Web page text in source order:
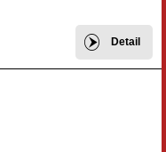
Detail